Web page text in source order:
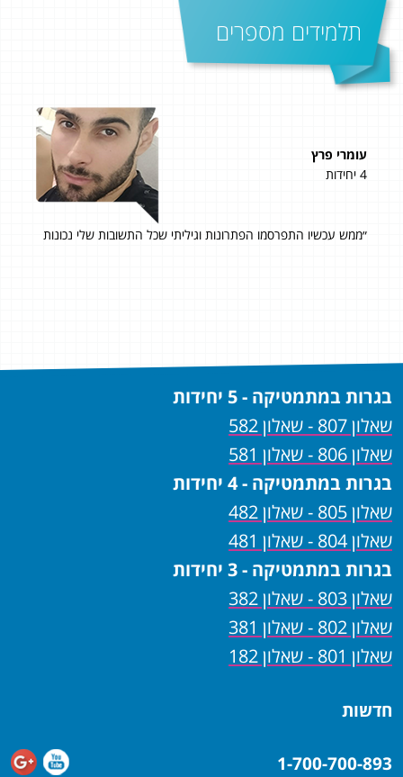
תלמידים מספרים
עומרי פרץ
4 יחידות
״ממש עכשיו התפרסמו הפתרונות וגיליתי שכל התשובות שלי נכונות
בגרות במתמטיקה - 5 יחידות
שאלון 807 - שאלון 582
שאלון 806 - שאלון 581
בגרות במתמטיקה - 4 יחידות
שאלון 805 - שאלון 482
שאלון 804 - שאלון 481
בגרות במתמטיקה - 3 יחידות
שאלון 803 - שאלון 382
שאלון 802 - שאלון 381
שאלון 801 - שאלון 182
חדשות
1-700-700-893